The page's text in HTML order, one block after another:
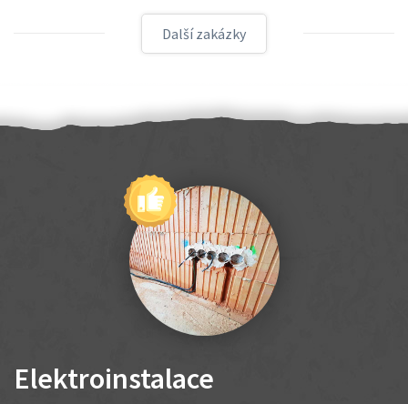
Další zakázky
Elektroinstalace